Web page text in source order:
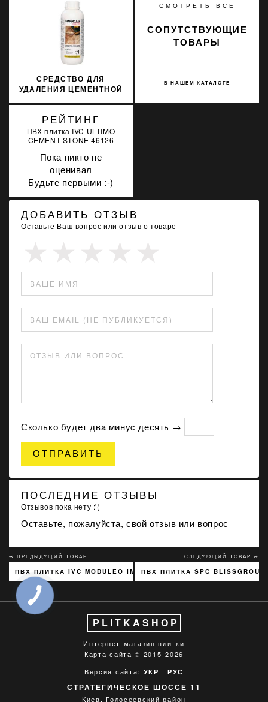
СРЕДСТВО ДЛЯ
УДАЛЕНИЯ ЦЕМЕНТНОЙ
СМОТРЕТЬ ВСЕ
В НАШЕМ КАТАЛОГЕ
СОПУТСТВУЮЩИЕ
ТОВАРЫ
РЕЙТИНГ
ПВХ плитка IVC ULTIMO
CEMENT STONE 46126
Пока никто не
оценивал
Будьте первыми :-)
ДОБАВИТЬ ОТЗЫВ
Оставьте Ваш вопрос или отзыв о товаре
ВАШЕ ИМЯ
ВАШ EMAIL (НЕ ПУБЛИКУЕТСЯ)
ОТЗЫВ ИЛИ ВОПРОС
Сколько будет двa минуc десять →
ОТПРАВИТЬ
ПОСЛЕДНИЕ ОТЗЫВЫ
Отзывов пока нету :'(
Оставьте, пожалуйста, свой отзыв или вопрос
↢ ПРЕДЫДУЩИЙ ТОВАР
ПВХ ПЛИТКА IVC MODULEO IMPRESS BOHEMIAN
СЛЕДУЮЩИЙ ТОВАР ↣
ПВХ ПЛИТКА SPC
PLITKASHOP
Интернет-магазин плитки
Карта сайта © 2015-2026
Версия сайта: УКР | РУС
СТРАТЕГИЧЕСКОЕ ШОССЕ 11
Киев, Голосеевский район